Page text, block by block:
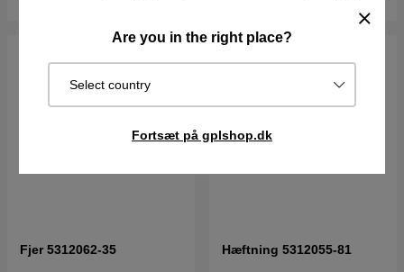
Are you in the right place?
Select country
Fortsæt på gplshop.dk
Fjer 5312062-35 Hæftning 5312055-81